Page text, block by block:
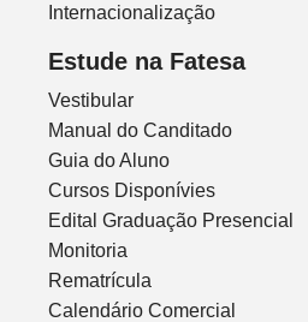
Internacionalização
Estude na Fatesa
Vestibular
Manual do Canditado
Guia do Aluno
Cursos Disponívies
Edital Graduação Presencial
Monitoria
Rematrícula
Calendário Comercial